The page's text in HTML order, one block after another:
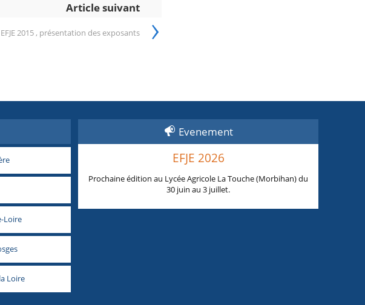
Article suivant
EFJE 2015 , présentation des exposants ›
Loire
Loire
Evenement
EFJE 2026
Prochaine édition au Lycée Agricole La Touche (Morbihan) du
30 juin au 3 juillet.